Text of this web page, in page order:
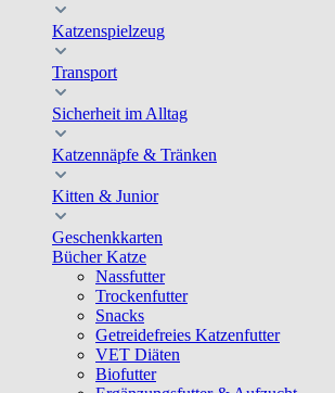
Katzenspielzeug
Transport
Sicherheit im Alltag
Katzennäpfe & Tränken
Kitten & Junior
Geschenkkarten
Bücher Katze
Nassfutter
Trockenfutter
Snacks
Getreidefreies Katzenfutter
VET Diäten
Biofutter